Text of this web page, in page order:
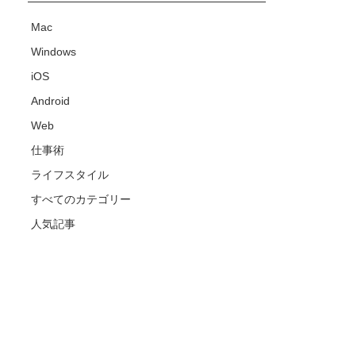
Mac
Windows
iOS
Android
Web
仕事術
ライフスタイル
すべてのカテゴリー
人気記事